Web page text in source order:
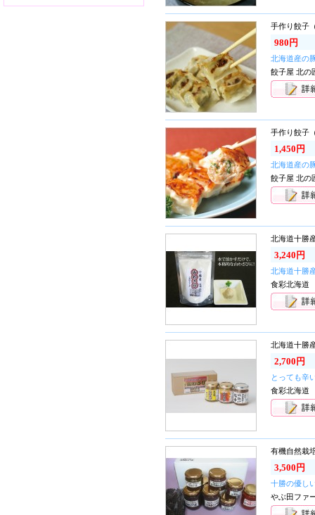
手作り餃子
980円
北海道産の
餃子屋 北の
手作り餃子
1,450円
北海道産の
餃子屋 北の
北海道十勝
3,240円
北海道十勝
食彩北海道
北海道十勝
2,700円
とっても辛
食彩北海道
有機自然栽
3,500円
十勝の優し
やぶ田ファ